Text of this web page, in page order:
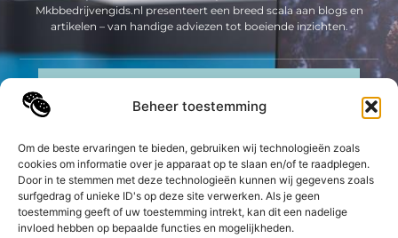
Beheer toestemming
Om de beste ervaringen te bieden, gebruiken wij technologieën zoals
cookies om informatie over je apparaat op te slaan en/of te raadplegen.
Door in te stemmen met deze technologieën kunnen wij gegevens zoals
surfgedrag of unieke ID's op deze site verwerken. Als je geen
toestemming geeft of uw toestemming intrekt, kan dit een nadelige
invloed hebben op bepaalde functies en mogelijkheden.
Mkbbedrijvengids.nl presenteert een breed scala aan blogs en
artikelen – van handige adviezen tot boeiende inzichten.
Sitelinks
De best gelezen stukken op een rij
UrbanSofa: Een Aanwinst voor Elk Interieur
Bericht categorie